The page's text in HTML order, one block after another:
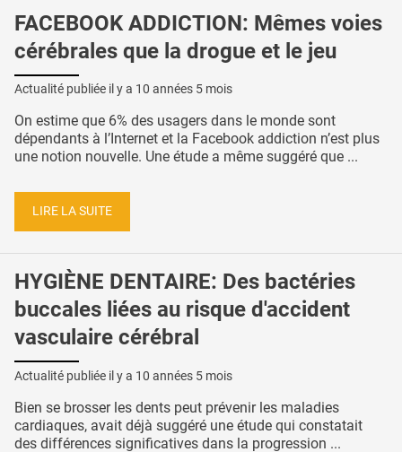
FACEBOOK ADDICTION: Mêmes voies
cérébrales que la drogue et le jeu
Actualité publiée il y a 10 années 5 mois
On estime que 6% des usagers dans le monde sont
dépendants à l’Internet et la Facebook addiction n’est plus
une notion nouvelle. Une étude a même suggéré que ...
LIRE LA SUITE
HYGIÈNE DENTAIRE: Des bactéries
buccales liées au risque d'accident
vasculaire cérébral
Actualité publiée il y a 10 années 5 mois
Bien se brosser les dents peut prévenir les maladies
cardiaques, avait déjà suggéré une étude qui constatait
des différences significatives dans la progression ...